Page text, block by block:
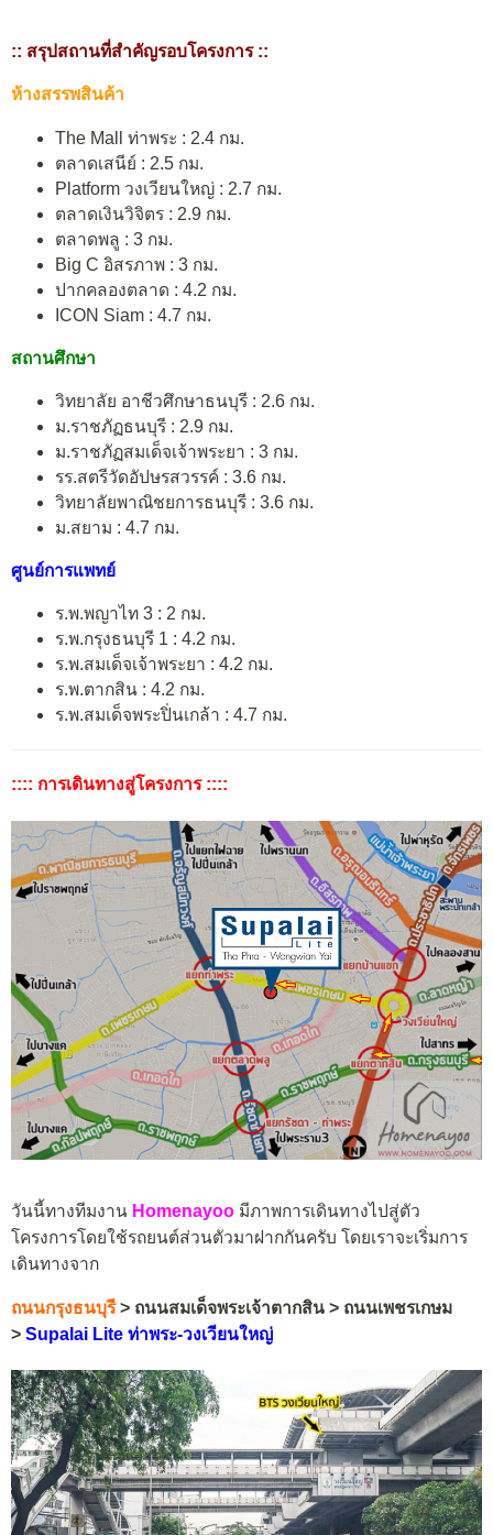
:: สรุปสถานที่สำคัญรอบโครงการ ::
ห้างสรรพสินค้า
The Mall ท่าพระ : 2.4 กม.
ตลาดเสนีย์ : 2.5 กม.
Platform วงเวียนใหญ่ : 2.7 กม.
ตลาดเงินวิจิตร : 2.9 กม.
ตลาดพลู : 3 กม.
Big C อิสรภาพ : 3 กม.
ปากคลองตลาด : 4.2 กม.
ICON Siam : 4.7 กม.
สถานศึกษา
วิทยาลัย อาชีวศึกษาธนบุรี : 2.6 กม.
ม.ราชภัฏธนบุรี : 2.9 กม.
ม.ราชภัฏสมเด็จเจ้าพระยา : 3 กม.
รร.สตรีวัดอัปษรสวรรค์ : 3.6 กม.
วิทยาลัยพาณิชยการธนบุรี : 3.6 กม.
ม.สยาม : 4.7 กม.
ศูนย์การแพทย์
ร.พ.พญาไท 3 : 2 กม.
ร.พ.กรุงธนบุรี 1 : 4.2 กม.
ร.พ.สมเด็จเจ้าพระยา : 4.2 กม.
ร.พ.ตากสิน : 4.2 กม.
ร.พ.สมเด็จพระปิ่นเกล้า : 4.7 กม.
:::: การเดินทางสู่โครงการ ::::
วันนี้ทางทีมงาน Homenayoo มีภาพการเดินทางไปสู่ตัว
โครงการโดยใช้รถยนต์ส่วนตัวมาฝากกันครับ โดยเราจะเริ่มการ
เดินทางจาก
ถนนกรุงธนบุรี> ถนนสมเด็จพระเจ้าตากสิน > ถนนเพชรเกษม
> Supalai Lite ท่าพระ-วงเวียนใหญ่